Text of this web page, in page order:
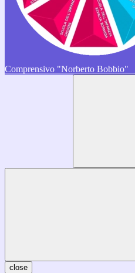
Comprensivo "Norberto Bobbio"
close